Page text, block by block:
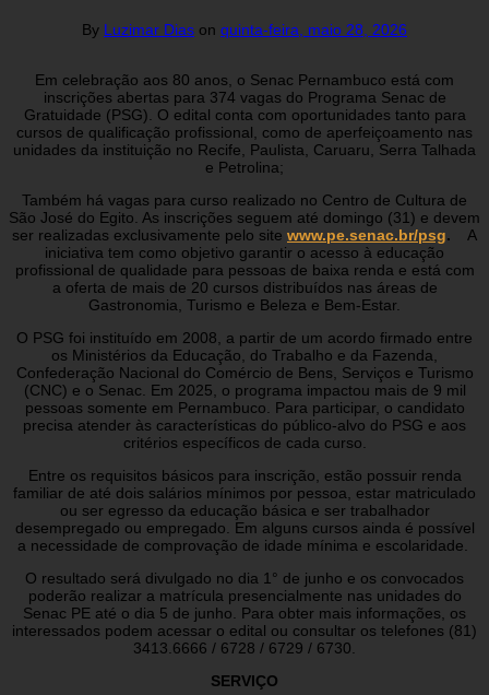
By Luzimar Dias on quinta-feira, maio 28, 2026
Em celebração aos 80 anos, o Senac Pernambuco está com
inscrições abertas para 374 vagas do Programa Senac de
Gratuidade (PSG). O edital conta com oportunidades tanto para
cursos de qualificação profissional, como de aperfeiçoamento nas
unidades da instituição no Recife, Paulista, Caruaru, Serra Talhada
e Petrolina;
Também há vagas para curso realizado no Centro de Cultura de
São José do Egito. As inscrições seguem até domingo (31) e devem
ser realizadas exclusivamente pelo site www.pe.senac.br/psg.
A
iniciativa tem como objetivo garantir o acesso à educação
profissional de qualidade para pessoas de baixa renda e está com
a oferta de mais de 20 cursos distribuídos nas áreas de
Gastronomia, Turismo e Beleza e Bem-Estar.
O PSG foi instituído em 2008, a partir de um acordo firmado entre
os Ministérios da Educação, do Trabalho e da Fazenda,
Confederação Nacional do Comércio de Bens, Serviços e Turismo
(CNC) e o Senac. Em 2025, o programa impactou mais de 9 mil
pessoas somente em Pernambuco. Para participar, o candidato
precisa atender às características do público-alvo do PSG e aos
critérios específicos de cada curso.
Entre os requisitos básicos para inscrição, estão possuir renda
familiar de até dois salários mínimos por pessoa, estar matriculado
ou ser egresso da educação básica e ser trabalhador
desempregado ou empregado. Em alguns cursos ainda é possível
a necessidade de comprovação de idade mínima e escolaridade.
O resultado será divulgado no dia 1° de junho e os convocados
poderão realizar a matrícula presencialmente nas unidades do
Senac PE até o dia 5 de junho. Para obter mais informações, os
interessados podem acessar o edital ou consultar os telefones (81)
3413.6666 / 6728 / 6729 / 6730.
SERVIÇO